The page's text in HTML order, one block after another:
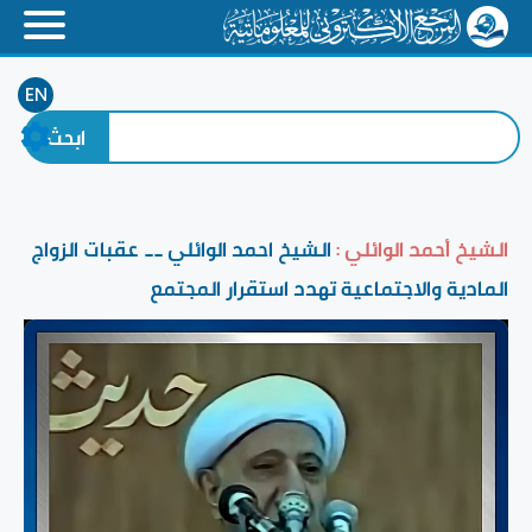
EN
الشيخ أحمد الوائلي :الشيخ احمد الوائلي __ عقبات الزواج
المادية والاجتماعية تهدد استقرار المجتمع